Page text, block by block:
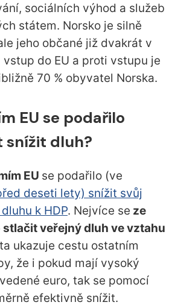
sociálních výhod a služeb
státem. Norsko je silně
jeho občané již dvakrát v
do EU a proti vstupu je
70 % obyvatel Norska.
EU se podařilo
snížit dluh?
EU se podařilo (ve
deseti lety) snížit svůj
k HDP. Nejvíce se ze
stlačit veřejný dluh ve vztahu
ukazuje cestu ostatním
že i pokud mají vysoký
euro, tak se pomocí
efektivně snížit.